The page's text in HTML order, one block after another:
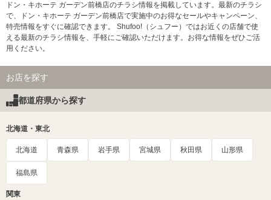
ドン・キホーテ ガーデン前橋店のチラシ情報を掲載しています。最新のチラシ
で、ドン・キホーテ ガーデン前橋店で実施中のお得なセールやキャンペーン、
特売情報をすぐに確認できます。 Shufoo!（シュフー）ではお近くの店舗で使
える最新のチラシ情報を、手軽にご確認いただけます。お得な情報をぜひご活
用ください。
お店を探す
都道府県から探す
北海道・東北
北海道 青森県 岩手県 宮城県 秋田県 山形県
福島県
関東